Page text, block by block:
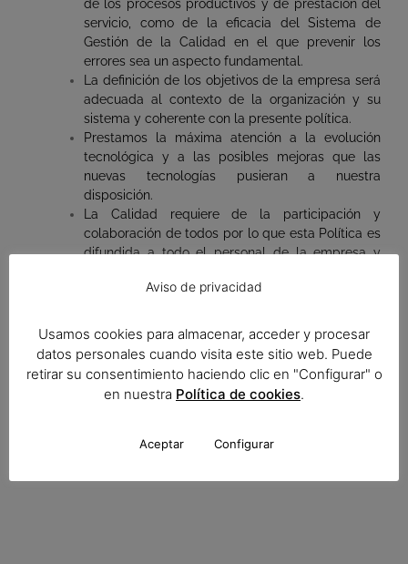
de los procesos productivos y de prestación del
servicio, como de la eficacia del Sistema de
Gestión de la Calidad en el que prevenir los
errores sea un aspecto fundamental.
La definición de los objetivos de la empresa será
adecuada al contexto de la organización y su
sistema y coherente con la presente política.
Prestamos la máxima atención a la evolución
tecnológica y a las posibles mejoras que las
nuevas tecnologías pusieran a nuestra
disposición.
La Calidad requiere de la participación y
colaboración de todos por lo que esta Política es
difundida a todo el personal de la empresa y
comprensión.
absolutamente necesario el apoyo a los mismos tanto del
equipo directivo como de todos nuestros trabajadores y
colaboradores.
Aviso de privacidad
Usamos cookies para almacenar, acceder y procesar
datos personales cuando visita este sitio web. Puede
retirar su consentimiento haciendo clic en "Configurar" o
en nuestra Política de cookies.
Aceptar Configurar